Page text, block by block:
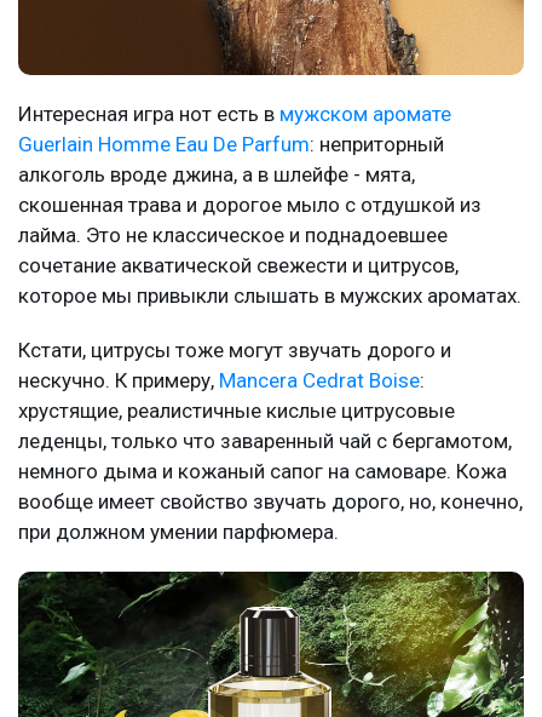
Интересная игра нот есть в мужском аромате
Guerlain Homme Eau De Parfum: неприторный
алкоголь вроде джина, а в шлейфе - мята,
скошенная трава и дорогое мыло с отдушкой из
лайма. Это не классическое и поднадоевшее
сочетание акватической свежести и цитрусов,
которое мы привыкли слышать в мужских ароматах.
Кстати, цитрусы тоже могут звучать дорого и
нескучно. К примеру, Mancera Cedrat Boise:
хрустящие, реалистичные кислые цитрусовые
леденцы, только что заваренный чай с бергамотом,
немного дыма и кожаный сапог на самоваре. Кожа
вообще имеет свойство звучать дорого, но, конечно,
при должном умении парфюмера.